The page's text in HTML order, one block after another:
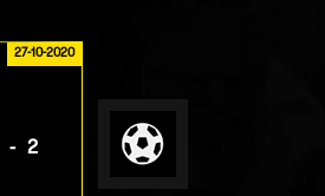
27-10-2020
2